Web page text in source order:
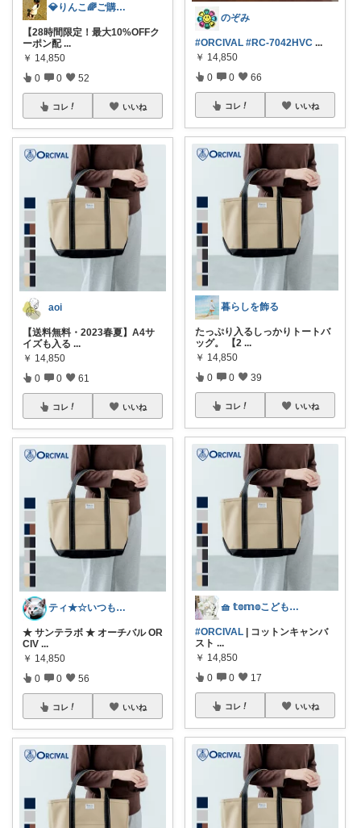
💎りんこ🌈ご購入感謝します😊
【28時間限定！最大10%OFFク
ーポン配 ...
￥ 14,850
0 0 52
コレ いいね
aoi
【送料無料・2023春夏】A4サ
イズも入る ...
￥ 14,850
0 0 61
コレ いいね
ティ★☆いつもありがとうございます♪☆★
★ サンテラボ ★ オーチバル OR
CIV ...
￥ 14,850
0 0 56
コレ いいね
のぞみ
#ORCIVAL #RC-7042HVC ...
￥ 14,850
0 0 66
コレ いいね
暮らしを飾る
たっぷり入るしっかりトートバ
ッグ。 【2 ...
￥ 14,850
0 0 39
コレ いいね
🧺 𝕥𝕠𝕞𝕠こどものいる暮らし
#ORCIVAL | コットンキャンバ
スト ...
￥ 14,850
0 0 17
コレ いいね